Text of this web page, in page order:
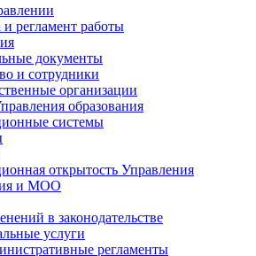
и регламент работы
документы
и сотрудники
организации
образования
системы
открытость Управления
и МОО
в законодательстве
услуги
регламенты